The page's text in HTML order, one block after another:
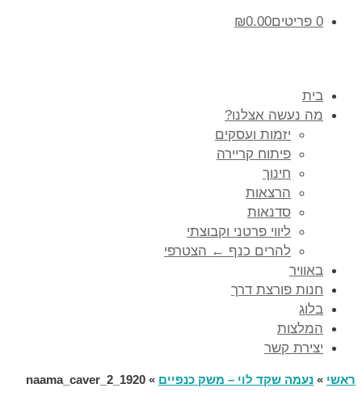
0 פריטים ₪0.00
בית
מה נעשה אצלנו?
יזמות ועסקים
פיתוח קריירה
חינוך
הרצאות
סדנאות
ליווי פרטני וקבוצתי
להרים כנף ← הצטרפי
באוויר
חנות פורצת דרך
בלוג
המלצות
יצירת קשר
ראשי » נעמה שקד לוי – משק כנפיים »
naama_caver_2_1920